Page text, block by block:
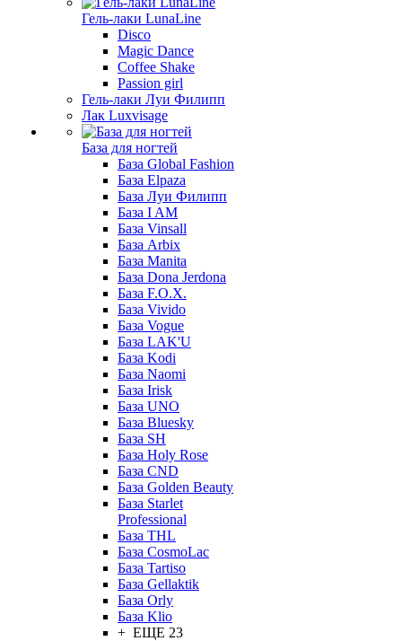
Гель-лаки LunaLine
Disco
Magic Dance
Coffee Shake
Passion girl
Гель-лаки Луи Филипп
Лак Luxvisage
База для ногтей
База Global Fashion
База Elpaza
База Луи Филипп
База I AM
База Vinsall
База Arbix
База Manita
База Dona Jerdona
База F.O.X.
База Vivido
База Vogue
База LAK'U
База Kodi
База Naomi
База Irisk
База UNO
База Bluesky
База SH
База Holy Rose
База CND
База Golden Beauty
База Starlet
Professional
База THL
База CosmoLac
База Tartiso
База Gellaktik
База Orly
База Klio
+ ЕЩЕ 23